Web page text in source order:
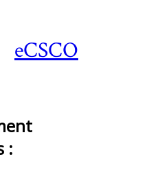
eCSCO
: